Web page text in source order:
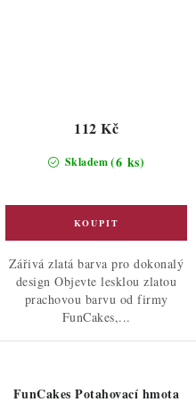
Skladem(6 ks)
112 Kč
Zářivá zlatá barva pro dokonalý
design Objevte lesklou zlatou
prachovou barvu od firmy
FunCakes,...
FunCakes Potahovací hmota